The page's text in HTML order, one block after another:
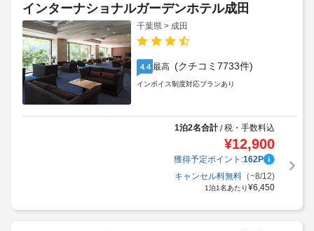
インターナショナルガーデンホテル成田
千葉県 > 成田
4.4 最高 (クチコミ7733件)
インボイス制度対応プランあり
1泊2名合計/税・手数料込
¥12,900
獲得予定ポイント:162P
キャンセル料無料（~8/12)
1泊1名あたり¥6,450